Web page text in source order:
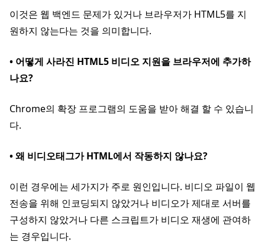
이것은 웹 백엔드 문제가 있거나 브라우저가 HTML5를 지
원하지 않는다는 것을 의미합니다.
• 어떻게 사라진 HTML5 비디오 지원을 브라우저에 추가하
나요?
Chrome의 확장 프로그램의 도움을 받아 해결 할 수 있습니
다.
• 왜 비디오태그가 HTML에서 작동하지 않나요?
이런 경우에는 세가지가 주로 원인입니다. 비디오 파일이 웹
전송을 위해 인코딩되지 않았거나 비디오가 제대로 서버를
구성하지 않았거나 다른 스크립트가 비디오 재생에 관여하
는 경우입니다.